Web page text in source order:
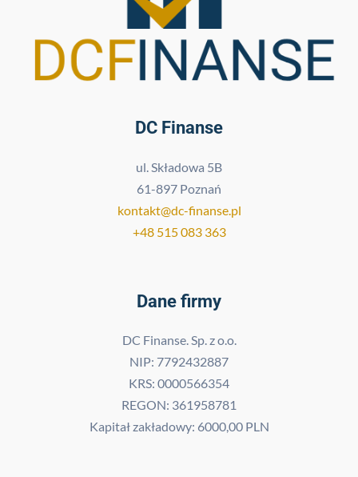
DC Finanse
ul. Składowa 5B
61-897 Poznań
kontakt@dc-finanse.pl
+48 515 083 363
Dane firmy
DC Finanse. Sp. z o.o.
NIP: 7792432887
KRS: 0000566354
REGON: 361958781
Kapitał zakładowy: 6000,00 PLN